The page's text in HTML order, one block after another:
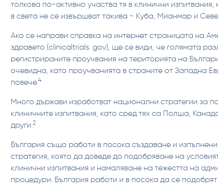
толкова по-активно участва тя в клинични
в света не се извършват такива - Куба, Мианмар и
Ако се направи справка на интернет страницата на
здравето (clinicaltrials. gov), ще се види, че голямата
регистрираните проучвания на територията на
очевидна, като проучванията в страните от Западна
повече.4
Много държави изработват национални стратегии за
клиничните изпитвания, като сред тях са Полша,
други.2
България също работи в посока създаване и
стратегия, която да доведе до подобряване на
клинични изпитвания и намаляване на тежестта на
процедури. България работи и в посока да се